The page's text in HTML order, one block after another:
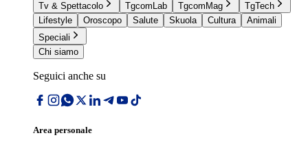
Tv & Spettacolo
TgcomLab TgcomMag
TgTech
Lifestyle
Oroscopo Salute Skuola Cultura
Animali
Speciali
Chi siamo
Seguici anche su
Area personale